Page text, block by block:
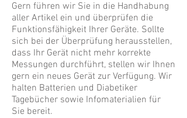
Gern führen wir Sie in die Handhabung
aller Artikel ein und überprüfen die
Funktionsfähigkeit Ihrer Geräte. Sollte
sich bei der Überprüfung herausstellen,
dass Ihr Gerät nicht mehr korrekte
Messungen durchführt, stellen wir Ihnen
gern ein neues Gerät zur Verfügung. Wir
halten Batterien und Diabetiker
Tagebücher sowie Infomaterialien für
Sie bereit.